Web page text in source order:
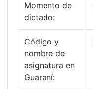
Momento de
dictado:
Código y
nombre de
asignatura en
Guaraní: